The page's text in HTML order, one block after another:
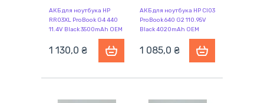
АКБ для ноутбука HP
RR03XL ProBook G4 440
11.4V Black 3500mAh OEM
1 130,0 ₴
АКБ для ноутбука HP CI03
ProBook 640 G2 110.95V
Black 4020mAh OEM
1 085,0 ₴